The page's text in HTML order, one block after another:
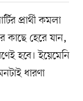
প্রার্থী কমলা
কাছে হেরে যান,
হবে। ইয়েমেনি
ধারণা